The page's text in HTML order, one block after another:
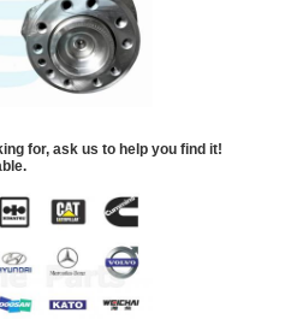
for, ask us to help you find it!